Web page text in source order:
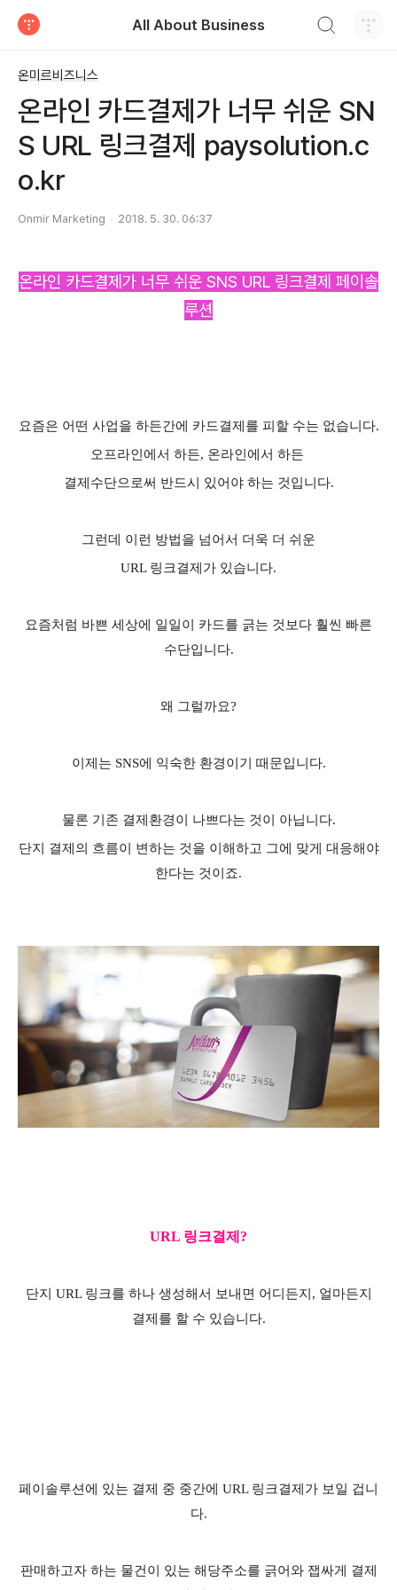
All About Business
온미르비즈니스
온라인 카드결제가 너무 쉬운 SN
S URL 링크결제 paysolution.c
o.kr
Onmir Marketing 2018. 5. 30. 06:37
온라인 카드결제가 너무 쉬운 SNS URL 링크결제 페이솔
루션
요즘은 어떤 사업을 하든간에 카드결제를 피할 수는 없습니다.
오프라인에서 하든, 온라인에서 하든
결제수단으로써 반드시 있어야 하는 것입니다.
그런데 이런 방법을 넘어서 더욱 더 쉬운
URL 링크결제가 있습니다.
요즘처럼 바쁜 세상에 일일이 카드를 긁는 것보다 훨씬 빠른
수단입니다.
왜 그럴까요?
이제는 SNS에 익숙한 환경이기 때문입니다.
물론 기존 결제환경이 나쁘다는 것이 아닙니다.
단지 결제의 흐름이 변하는 것을 이해하고 그에 맞게 대응해야
한다는 것이죠.
URL 링크결제?
단지 URL 링크를 하나 생성해서 보내면 어디든지, 얼마든지
결제를 할 수 있습니다.
페이솔루션에 있는 결제 중 중간에 URL 링크결제가 보일 겁니
다.
판매하고자 하는 물건이 있는 해당주소를 긁어와 잽싸게 결제